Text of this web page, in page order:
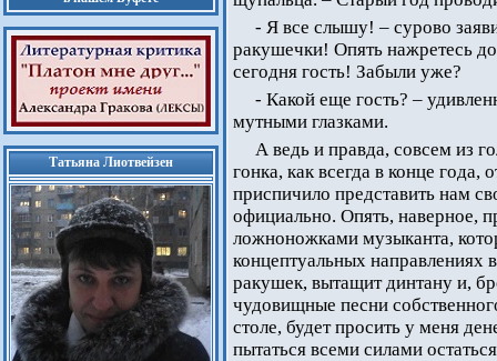
Татьяна Лиотвейзен
- Я все слышу! – сурово
ракушечки! Опять нажретесь
сегодня гость! Забыли уже?
- Какой еще гость? –
мутными глазками.
А ведь и правда, совсем из
гонка, как всегда в конце
приспичило представить нам
официально. Опять, наверное,
ложноножками музыканта,
концептуальных направлениях
ракушек, вытащит динтану и,
чудовищные песни
столе, будет просить у меня
пытаться всеми силами